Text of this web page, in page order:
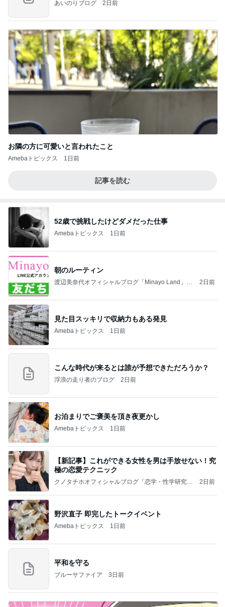
あいのりブログ 2日前
お隣の方に可愛いと言われたこと
Amebaトピックス 1日前
記事を読む
52歳で挑戦したけどダメだった仕事
Amebaトピックス 1日前
朝のルーティン
渡辺美奈代オフィシャルブログ「Minayo Land」P
2日前
見た目スッキリで収納力もある発見
Amebaトピックス 1日前
こんな時代が来るとは誰が予想できただろうか？
浮浪の走り者のブログ 2日前
お泊まりでご褒美を頂き夜更かし
Amebaトピックス 1日前
【新記事】これができる女性を男は手放せない！究
極の恋愛テクニック
クノタチホオフィシャルブログ「恋学・性学研究
2日前
野沢直子 即完したトークイベント
Amebaトピックス 1日前
平和を守る
ブルーサファイア 3日前